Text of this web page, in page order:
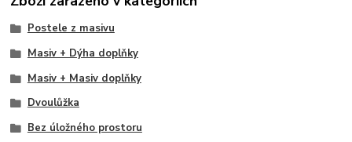
Postele z masivu
Masiv + Dýha doplňky
Masiv + Masiv doplňky
Dvoulůžka
Bez úložného prostoru